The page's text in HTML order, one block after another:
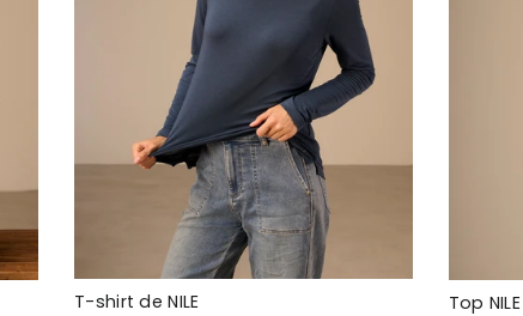
T-shirt de NILE Top NILE